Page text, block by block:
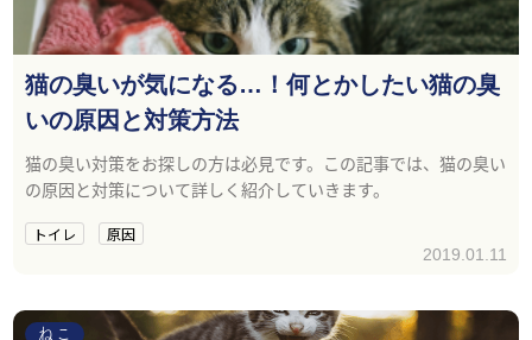
猫の臭いが気になる…！何とかしたい猫の臭
いの原因と対策方法
猫の臭い対策をお探しの方は必見です。この記事では、猫の臭い
の原因と対策について詳しく紹介していきます。
トイレ 原因
2019.01.11
ねこ